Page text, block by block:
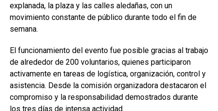
explanada, la plaza y las calles aledañas, con un
movimiento constante de público durante todo el fin de
semana.
El funcionamiento del evento fue posible gracias al trabajo
de alrededor de 200 voluntarios, quienes participaron
activamente en tareas de logística, organización, control y
asistencia. Desde la comisión organizadora destacaron el
compromiso y la responsabilidad demostrados durante
los tres días de intensa actividad.